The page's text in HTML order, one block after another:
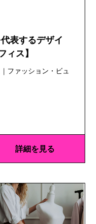
表するデザイ
ィス】
｜ ファッション・ビュ
詳細を見る